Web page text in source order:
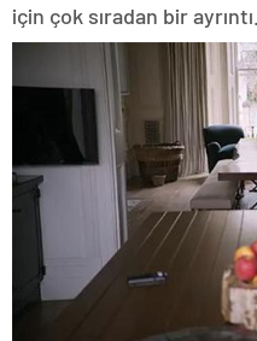
için çok sıradan bir ayrıntı.